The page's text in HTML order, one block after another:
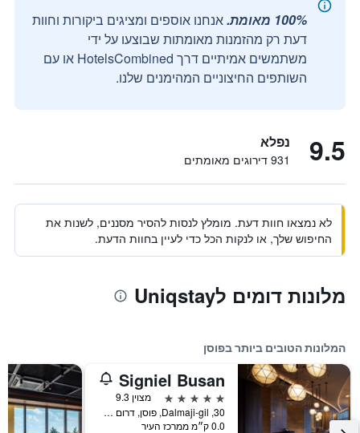
100% מאומת.
אנחנו אוספים ומציגים ביקורות וחוות
דעת רק מהזמנות מאומתות שבוצעו על ידי
משתמשים אמיתיים דרך HotelsCombined או עם
השותפים החיצוניים המהימנים שלנו.
9.5 נפלא
931 דירוגים מאומתים
לא נמצאו חוות דעת. מומלץ לנסות להסיר מסננים, לשנות את
החיפוש שלך, או לנקות הכל כדי לעיין בחוות הדעת.
מלונות דומים לUniqstay
המלונות הטובים ביותר בפוסן
Signiel Busan
5 כוכבים
מצוין 9.3
30, Dalmaji-gil, פוסן, דרום קוריאה
0.0 ק״מ ממרכז העיר